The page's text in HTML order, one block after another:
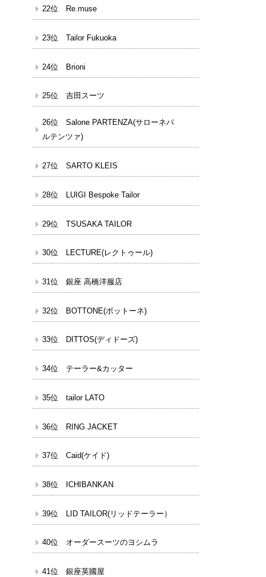
22位 Re.muse
23位 Tailor Fukuoka
24位 Brioni
25位 吉田スーツ
26位 Salone PARTENZA(サローネパ
ルテンツァ)
27位 SARTO KLEIS
28位 LUIGI Bespoke Tailor
29位 TSUSAKA TAILOR
30位 LECTURE(レクトゥール)
31位 銀座 高橋洋服店
32位 BOTTONE(ボットーネ)
33位 DITTOS(ディドーズ)
34位 テーラー&カッター
35位 tailor LATO
36位 RING JACKET
37位 Caid(ケイド)
38位 ICHIBANKAN
39位 LID TAILOR(リッドテーラー）
40位 オーダースーツのヨシムラ
41位 銀座英國屋